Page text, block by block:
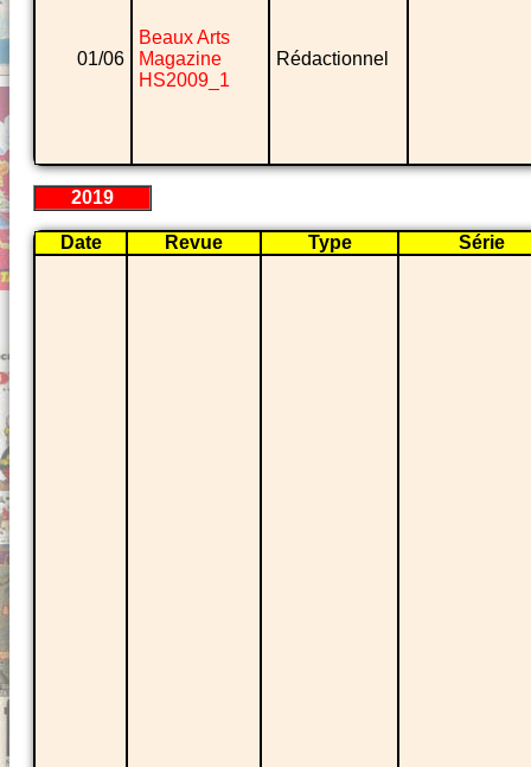
01/06
Beaux Arts
Magazine
HS2009_1
Rédactionnel
2019
Date Revue Type Série